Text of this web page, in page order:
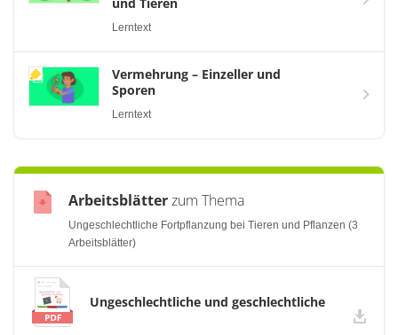
Lerntext
Vermehrung – Einzeller und
Sporen
Lerntext
Arbeitsblätterzum Thema
Ungeschlechtliche Fortpflanzung bei Tieren und Pflanzen (3
Arbeitsblätter)
Ungeschlechtliche und geschlechtliche